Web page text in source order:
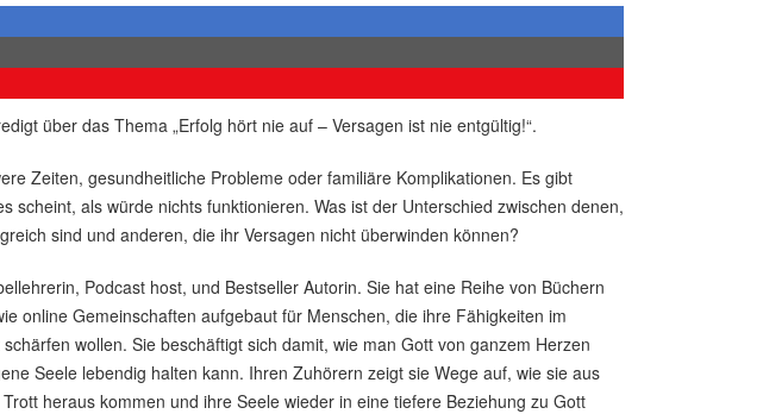
über das Thema „Erfolg hört nie auf – Versagen ist nie entgültig!“.
Zeiten, gesundheitliche Probleme oder familiäre Komplikationen. Es gibt
scheint, als würde nichts funktionieren. Was ist der Unterschied zwischen denen,
sind und anderen, die ihr Versagen nicht überwinden können?
Podcast host, und Bestseller Autorin. Sie hat eine Reihe von Büchern
online Gemeinschaften aufgebaut für Menschen, die ihre Fähigkeiten im
wollen. Sie beschäftigt sich damit, wie man Gott von ganzem Herzen
Seele lebendig halten kann. Ihren Zuhörern zeigt sie Wege auf, wie sie aus
heraus kommen und ihre Seele wieder in eine tiefere Beziehung zu Gott